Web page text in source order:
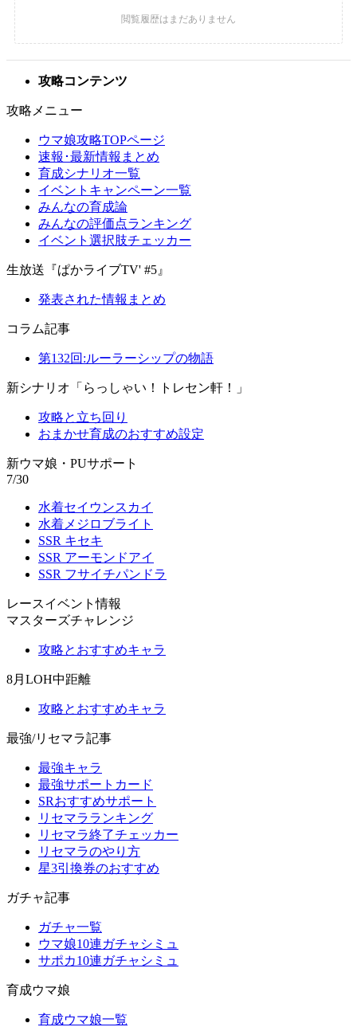
攻略コンテンツ
攻略メニュー
ウマ娘攻略TOPページ
速報･最新情報まとめ
育成シナリオ一覧
イベントキャンペーン一覧
みんなの育成論
みんなの評価点ランキング
イベント選択肢チェッカー
生放送『ぱかライブTV' #5』
発表された情報まとめ
コラム記事
第132回:ルーラーシップの物語
新シナリオ「らっしゃい！トレセン軒！」
攻略と立ち回り
おまかせ育成のおすすめ設定
新ウマ娘・PUサポート
7/30
水着セイウンスカイ
水着メジロブライト
SSR キセキ
SSR アーモンドアイ
SSR フサイチパンドラ
レースイベント情報
マスターズチャレンジ
攻略とおすすめキャラ
8月LOH中距離
攻略とおすすめキャラ
最強/リセマラ記事
最強キャラ
最強サポートカード
SRおすすめサポート
リセマラランキング
リセマラ終了チェッカー
リセマラのやり方
星3引換券のおすすめ
ガチャ記事
ガチャ一覧
ウマ娘10連ガチャシミュ
サポカ10連ガチャシミュ
育成ウマ娘
育成ウマ娘一覧